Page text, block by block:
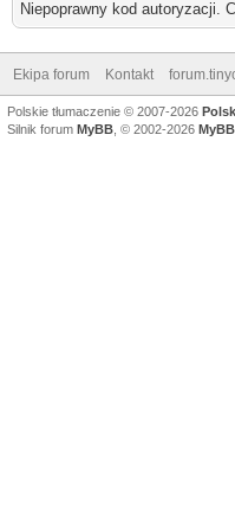
Niepoprawny kod autoryzacji.
Ekipa forum Kontakt
Polskie tłumaczenie © 2007-2026
Silnik forum MyBB , © 2002-2026